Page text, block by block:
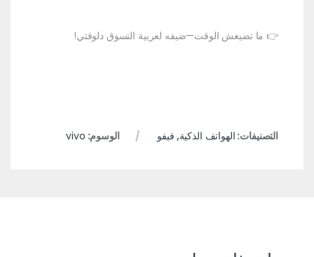
👉 ما تضيعش الوقت—ضيفه لعربية التسوق دلوقتي!
التصنيفات: الهواتف الذكية, فيفو الوسوم: vivo